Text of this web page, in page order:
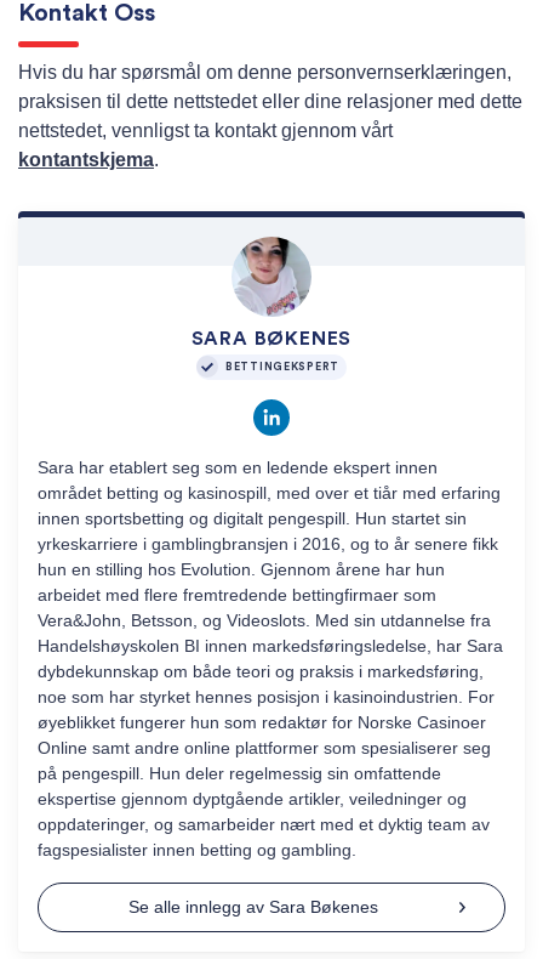
Kontakt Oss
Hvis du har spørsmål om denne personvernserklæringen,
praksisen til dette nettstedet eller dine relasjoner med dette
nettstedet, vennligst ta kontakt gjennom vårt
kontantskjema.
SARA BØKENES
BETTINGEKSPERT
Sara har etablert seg som en ledende ekspert innen
området betting og kasinospill, med over et tiår med erfaring
innen sportsbetting og digitalt pengespill. Hun startet sin
yrkeskarriere i gamblingbransjen i 2016, og to år senere fikk
hun en stilling hos Evolution. Gjennom årene har hun
arbeidet med flere fremtredende bettingfirmaer som
Vera&John, Betsson, og Videoslots. Med sin utdannelse fra
Handelshøyskolen BI innen markedsføringsledelse, har Sara
dybdekunnskap om både teori og praksis i markedsføring,
noe som har styrket hennes posisjon i kasinoindustrien. For
øyeblikket fungerer hun som redaktør for Norske Casinoer
Online samt andre online plattformer som spesialiserer seg
på pengespill. Hun deler regelmessig sin omfattende
ekspertise gjennom dyptgående artikler, veiledninger og
oppdateringer, og samarbeider nært med et dyktig team av
fagspesialister innen betting og gambling.
Se alle innlegg av Sara Bøkenes